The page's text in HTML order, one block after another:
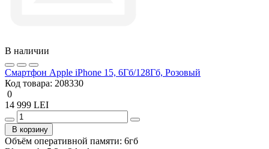
В наличии
Смартфон Apple iPhone 15, 6Гб/128Гб, Розовый
Код товара: 208330
0
14 999 LEI
В корзину
Объём оперативной памяти: 6гб